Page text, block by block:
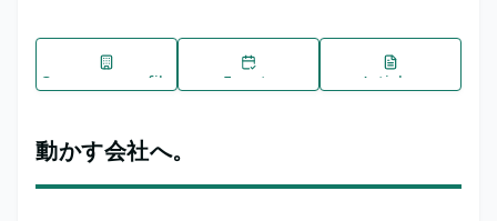
Company profile Events Articles
動かす会社へ。